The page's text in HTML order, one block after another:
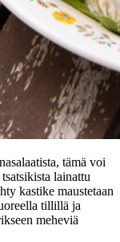
tämä voi
lainattu
kastike maustetaan
tillillä ja
meheviä